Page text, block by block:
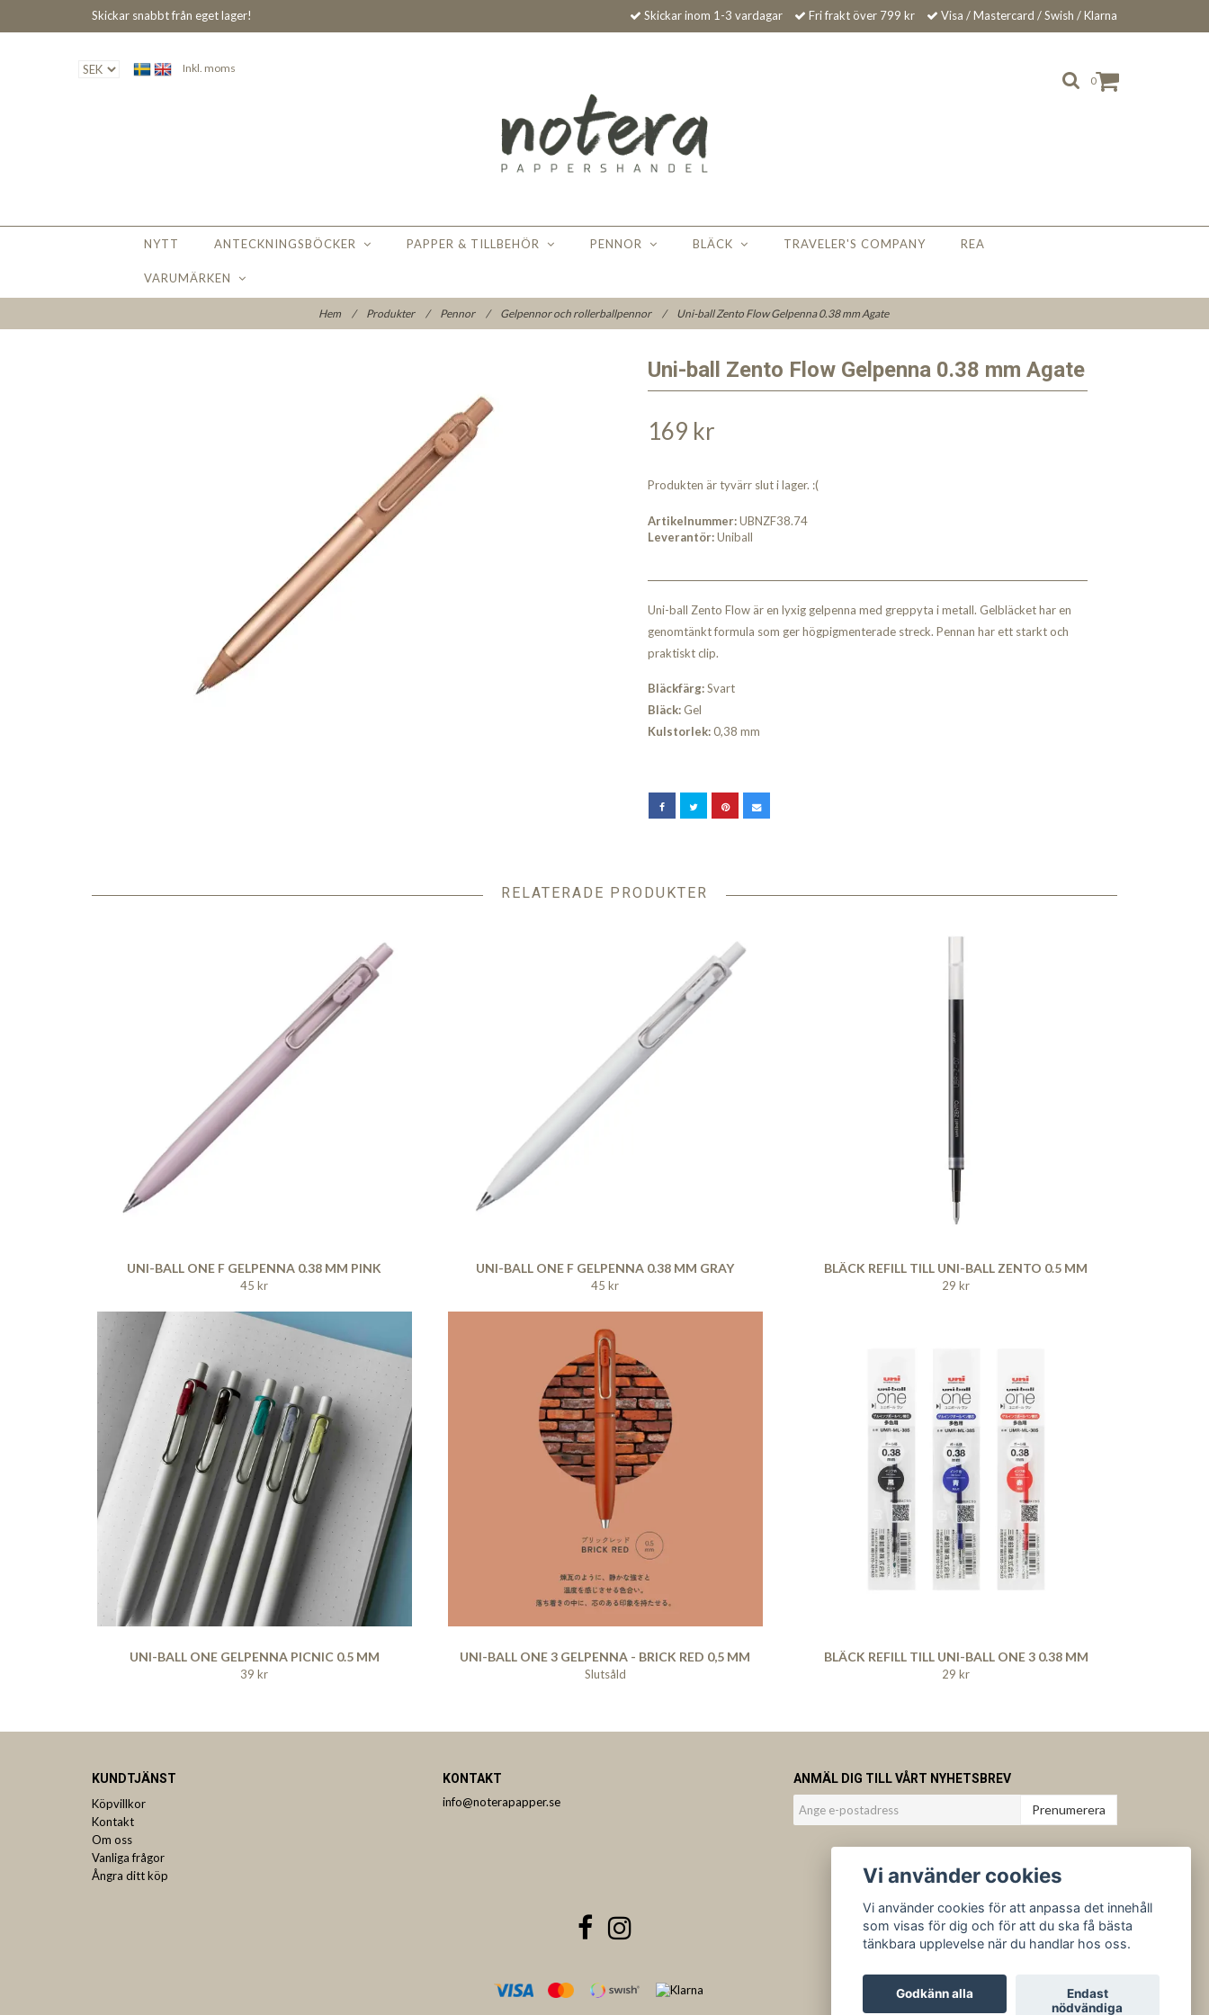
Skickar snabbt från eget lager! Skickar inom 1-3 vardagar Fri frakt över 799 kr Visa / Mastercard / Swish / Klarna
0
Inkl. moms
NYTT ANTECKNINGSBÖCKER PAPPER & TILLBEHÖR PENNOR BLÄCK TRAVELER'S COMPANY REA
VARUMÄRKEN
Hem / Produkter / Pennor / Gelpennor och rollerballpennor / Uni-ball Zento Flow Gelpenna 0.38 mm Agate
Uni-ball Zento Flow Gelpenna 0.38 mm Agate
169 kr
Produkten är tyvärr slut i lager. :(
Artikelnummer:UBNZF38.74
Leverantör:Uniball
Uni-ball Zento Flow är en lyxig gelpenna med greppyta i metall. Gelbläcket har en
genomtänkt formula som ger högpigmenterade streck. Pennan har ett starkt och
praktiskt clip.
Bläckfärg:Svart
Bläck: Gel
Kulstorlek:0,38 mm
RELATERADE PRODUKTER
UNI-BALL ONE F GELPENNA 0.38 MM PINK
45 kr
UNI-BALL ONE F GELPENNA 0.38 MM GRAY
45 kr
BLÄCK REFILL TILL UNI-BALL ZENTO 0.5 MM
29 kr
UNI-BALL ONE GELPENNA PICNIC 0.5 MM
39 kr
UNI-BALL ONE 3 GELPENNA - BRICK RED 0,5 MM
Slutsåld
BLÄCK REFILL TILL UNI-BALL ONE 3 0.38 MM
29 kr
KUNDTJÄNST
Köpvillkor
Kontakt
Om oss
Vanliga frågor
Ångra ditt köp
KONTAKT
info@noterapapper.se
ANMÄL DIG TILL VÅRT NYHETSBREV
Prenumerera
Vi använder cookies
Vi använder cookies för att anpassa det innehåll
som visas för dig och för att du ska få bästa
tänkbara upplevelse när du handlar hos oss.
Godkänn alla
Endast
nödvändiga